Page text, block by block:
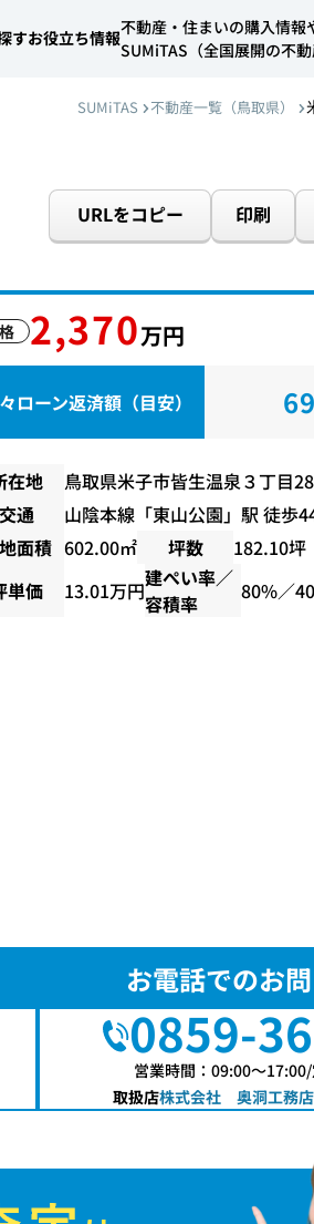
すお役立ち情報
不動産・住まいの購入情報
SUMiTAS（全国展開の不動
SUMiTAS 不動産一覧（鳥取県）
URLをコピー 印刷
2,370万円
ローン返済額（目安）
在地
鳥取県米子市皆生温泉３丁目
交通
山陰本線 「東山公園 」駅 徒歩
面積 602.00㎡ 坪数
182.10坪
単価
13.01万円建ぺい率／
容積率
80%／
お電話でのお
0859-
営業時間：09:00〜
取扱店株式会社 奥洞工務店